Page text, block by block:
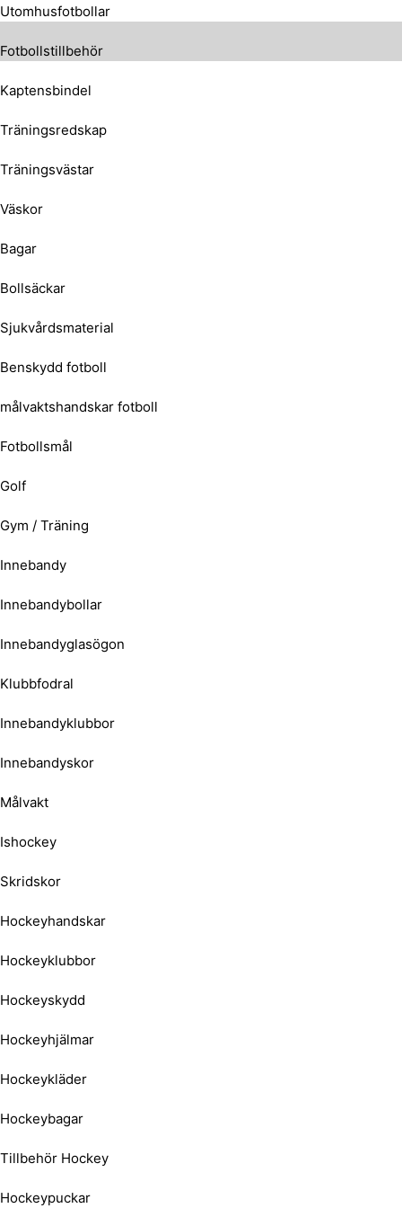
Utomhusfotbollar
Fotbollstillbehör
Kaptensbindel
Träningsredskap
Träningsvästar
Väskor
Bagar
Bollsäckar
Sjukvårdsmaterial
Benskydd fotboll
målvaktshandskar fotboll
Fotbollsmål
Golf
Gym / Träning
Innebandy
Innebandybollar
Innebandyglasögon
Klubbfodral
Innebandyklubbor
Innebandyskor
Målvakt
Ishockey
Skridskor
Hockeyhandskar
Hockeyklubbor
Hockeyskydd
Hockeyhjälmar
Hockeykläder
Hockeybagar
Tillbehör Hockey
Hockeypuckar